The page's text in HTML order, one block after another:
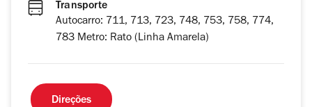
Transporte
Autocarro: 711, 713, 723, 748, 753, 758, 774,
783 Metro: Rato (Linha Amarela)
Direções